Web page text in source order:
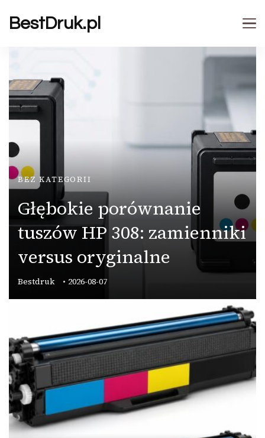
BestDruk.pl
BEZ KATEGORII
Głębokie porównanie
tuszów HP 308: zamienniki
versus oryginalne
Bestdruk 2026-08-07